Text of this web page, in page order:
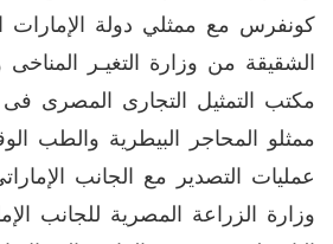
كونفرس مع ممثلي دولة الإمارات
الشقيقة من وزارة التغيـر المناخى
مكتب التمثيل التجارى المصرى
ممثلو المحاجر البيطرية والطب
عمليات التصدير مع الجانب
وزارة الزراعة المصرية للجانب